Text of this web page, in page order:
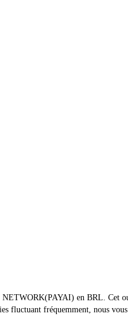
en BRL. Cet
fluctuant fréquemment, nous